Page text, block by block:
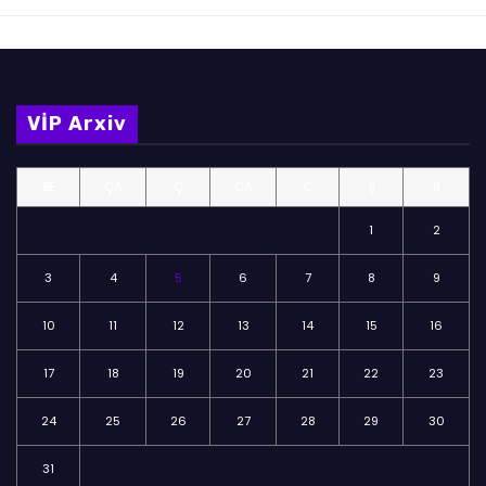
VİP Arxiv
1 2
3 4 5 6 7 8 9
10 11 12 13 14 15 16
17 18 19 20 21 22 23
24 25 26 27 28 29 30
31